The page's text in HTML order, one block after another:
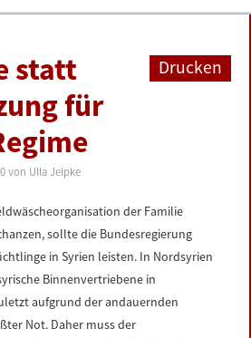
Drucken
statt
für
von Ulla Jelpke
der Familie
sollte die Bundesregierung
in Syrien leisten. In Nordsyrien
Binnenvertriebene in
aufgrund der andauernden
Not. Daher muss der